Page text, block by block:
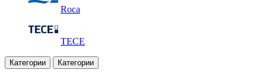
Roca
TECE
Категории Категории